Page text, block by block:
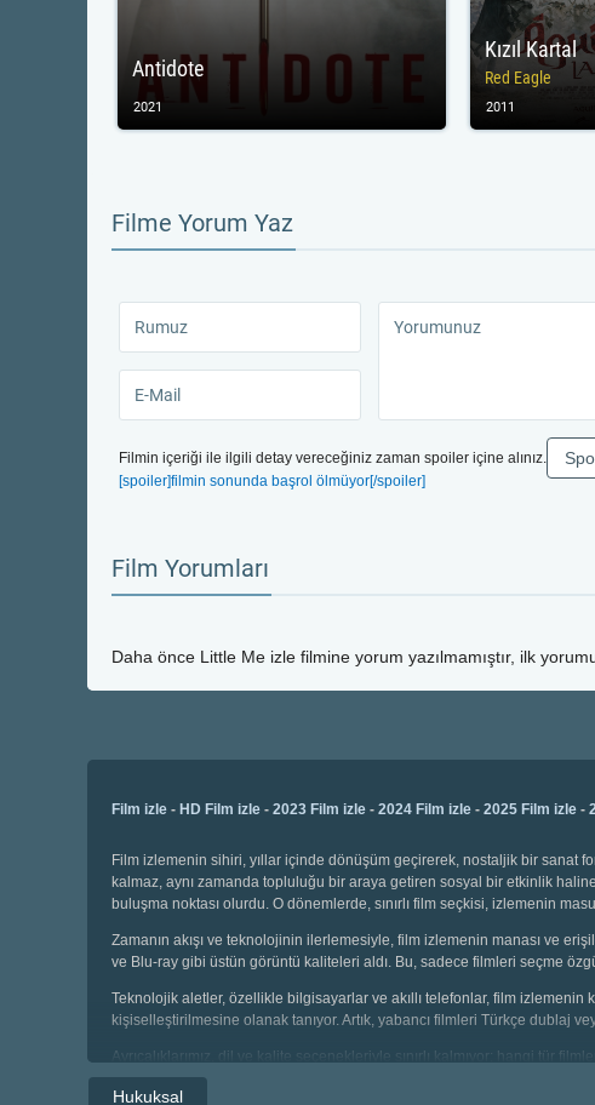
Antidote
2021
Kızıl Kartal
Red Eagle
2011
Filme Yorum Yaz
Filmin içeriği ile ilgili detay vereceğiniz zaman spoiler içine alınız.
[spoiler]filmin sonunda başrol ölmüyor[/spoiler]
Film Yorumları
Daha önce Little Me izle filmine yorum yazılmamıştır, ilk
Film izle - HD Film izle - 2023 Film izle - 2024 Film izle - 2025 Film izle -
Film izlemenin sihiri, yıllar içinde dönüşüm geçirerek, nostaljik bir sanat
kalmaz, aynı zamanda topluluğu bir araya getiren sosyal bir etkinlik
buluşma noktası olurdu. O dönemlerde, sınırlı film seçkisi, izlemenin
Zamanın akışı ve teknolojinin ilerlemesiyle, film izlemenin manası ve
ve Blu-ray gibi üstün görüntü kaliteleri aldı. Bu, sadece filmleri seçme
Teknolojik aletler, özellikle bilgisayarlar ve akıllı telefonlar, film izlemenin
kişiselleştirilmesine olanak tanıyor. Artık, yabancı filmleri Türkçe dublaj
Ayrıcalıklarımız, dil ve kalite seçenekleriyle sınırlı kalmıyor; hangi tür
seçebiliyor, geniş kategoriler arasında gezinebiliyoruz. Çocuklar için
sahibiz.
Hukuksal